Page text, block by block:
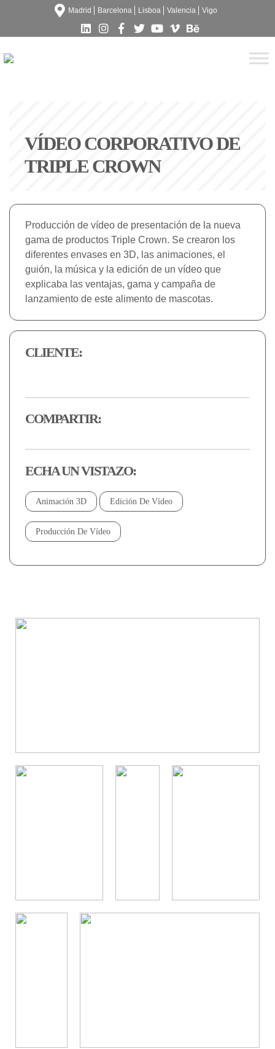
Madrid Barcelona Lisboa Valencia Vigo
VÍDEO CORPORATIVO DE
TRIPLE CROWN
Producción de vídeo de presentación de la nueva
gama de productos Triple Crown. Se crearon los
diferentes envases en 3D, las animaciones, el
guión, la música y la edición de un vídeo que
explicaba las ventajas, gama y campaña de
lanzamiento de este alimento de mascotas.
CLIENTE:
COMPARTIR:
ECHA UN VISTAZO:
Animación 3D Edición De Vídeo
Producción De Vídeo